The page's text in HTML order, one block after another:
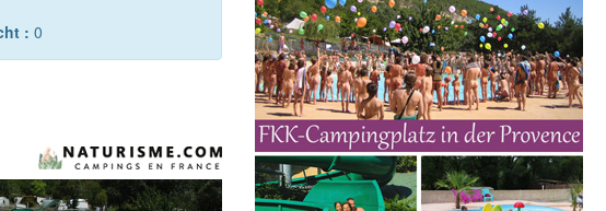
: 0